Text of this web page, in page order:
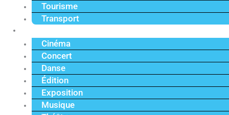
Tourisme
Transport
Cinéma
Concert
Danse
Édition
Exposition
Musique